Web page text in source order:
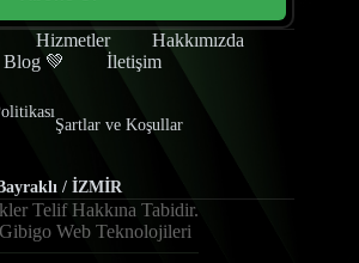
Hizmetler
Hakkımızda
Blog 💚
İletişim
Şartlar ve Koşullar
/ İZMİR
Telif Hakkına Tabidir.
Web Teknolojileri